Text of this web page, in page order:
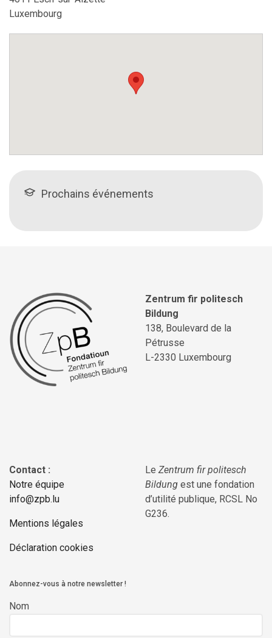
Luxembourg
Prochains événements
Zentrum fir politesch
Bildung
138, Boulevard de la
Pétrusse
L-2330 Luxembourg
Contact :
Notre équipe
info@zpb.lu
Mentions légales
Déclaration cookies
Le Zentrum fir politesch
Bildung est une fondation
d’utilité publique, RCSL No
G236.
Abonnez-vous à notre newsletter !
Nom